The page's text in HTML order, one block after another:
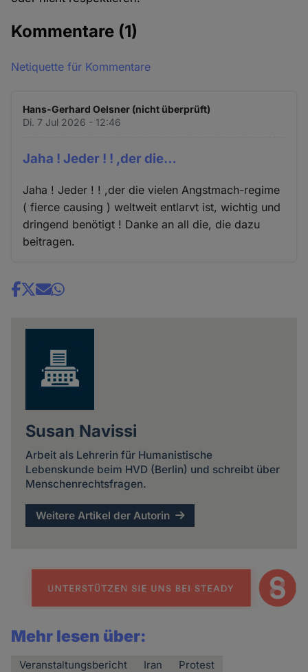
Kommentare (1)
Netiquette für Kommentare
Hans-Gerhard Oelsner (nicht überprüft)
Di. 7 Jul 2026 - 12:46
Jaha ! Jeder ! ! ,der die…
Jaha ! Jeder ! ! ,der die vielen Angstmach-regime
( fierce causing ) weltweit entlarvt ist, wichtig und
dringend benötigt ! Danke an all die, die dazu
beitragen.
Share
Susan Navissi
Arbeit als Lehrerin für Humanistische
Lebenskunde beim HVD (Berlin) und schreibt über
Menschenrechtsfragen.
Weitere Artikel der Autorin
Mehr lesen über:
Veranstaltungsbericht Iran
Protest